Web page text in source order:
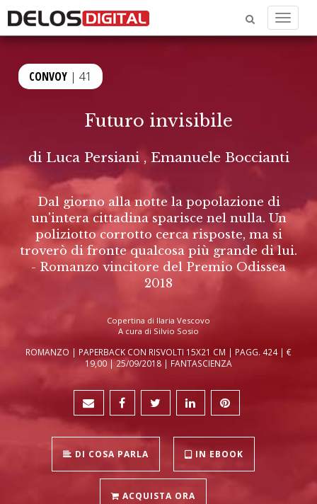
Menu
CONVOY | 41
Futuro invisibile
di Luca Persiani, Emanuele Boccianti
Dal giorno alla notte la popolazione di
un'intera cittadina sparisce nel nulla. Un
poliziotto corrotto cerca risposte, ma si
troverò di fronte qualcosa più grande di lui.
- Romanzo vincitore del Premio Odissea
2018
Copertina di Ilaria Vescovo
A cura di Silvio Sosio
ROMANZO | PAPERBACK CON RISVOLTI 15X21 CM | PAGG. 424 | €
19,00 | 25/09/2018 | FANTASCIENZA
DI COSA PARLA IN EBOOK
ACQUISTA ORA